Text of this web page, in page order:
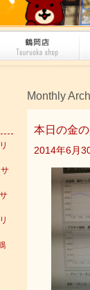
Monthly
本日の金
2014年6月